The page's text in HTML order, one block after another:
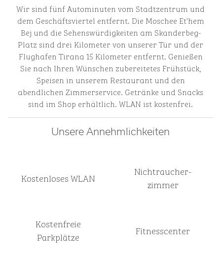
Wir sind fünf Autominuten vom Stadtzentrum und
dem Geschäftsviertel entfernt. Die Moschee Et'hem
Bej und die Sehenswürdigkeiten am Skanderbeg-
Platz sind drei Kilometer von unserer Tür und der
Flughafen Tirana 15 Kilometer entfernt. Genießen
Sie nach Ihren Wünschen zubereitetes Frühstück,
Speisen in unserem Restaurant und den
abendlichen Zimmerservice. Getränke und Snacks
sind im Shop erhältlich. WLAN ist kostenfrei.
Unsere Annehmlichkeiten
Kostenloses WLAN
Nichtraucher­
zimmer
Kostenfreie
Parkplätze
Fitnesscenter